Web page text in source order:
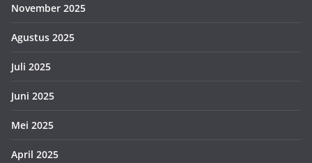
November 2025
Agustus 2025
Juli 2025
Juni 2025
Mei 2025
April 2025